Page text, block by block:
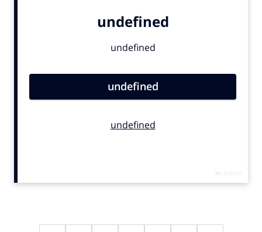
Carriere
Design
Diversiteit